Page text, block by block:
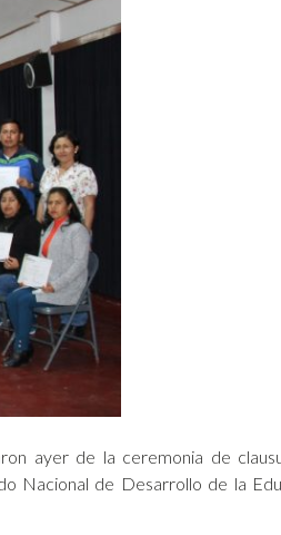
ayer de la ceremonia de
Nacional de Desarrollo de la